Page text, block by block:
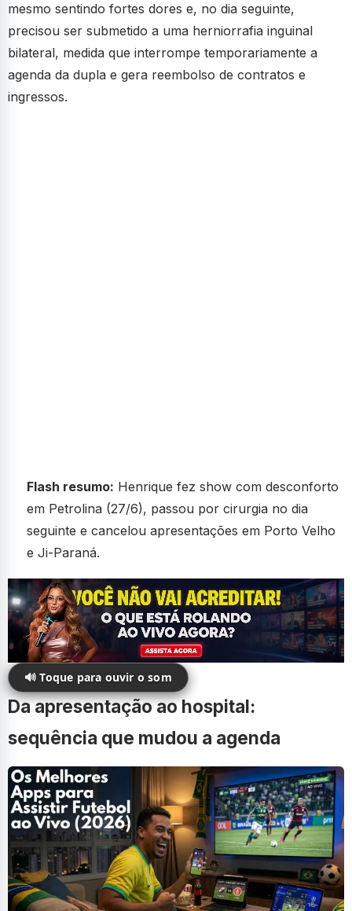
mesmo sentindo fortes dores e, no dia seguinte,
precisou ser submetido a uma herniorrafia inguinal
bilateral, medida que interrompe temporariamente a
agenda da dupla e gera reembolso de contratos e
ingressos.
Flash resumo: Henrique fez show com desconforto
em Petrolina (27/6), passou por cirurgia no dia
seguinte e cancelou apresentações em Porto Velho
e Ji-Paraná.
🔊 Toque para ouvir o som
Da apresentação ao hospital:
sequência que mudou a agenda